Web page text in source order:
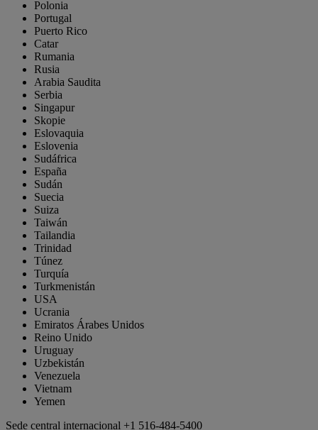
Polonia
Portugal
Puerto Rico
Catar
Rumania
Rusia
Arabia Saudita
Serbia
Singapur
Skopie
Eslovaquia
Eslovenia
Sudáfrica
España
Sudán
Suecia
Suiza
Taiwán
Tailandia
Trinidad
Túnez
Turquía
Turkmenistán
USA
Ucrania
Emiratos Árabes Unidos
Reino Unido
Uruguay
Uzbekistán
Venezuela
Vietnam
Yemen
Sede central internacional +1 516-484-5400